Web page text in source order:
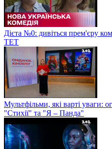
Дієта №0: дивіться прем'єру
ТЕТ
Мультфільми, які варті уваги:
"Стихії" та "Я – Панда"